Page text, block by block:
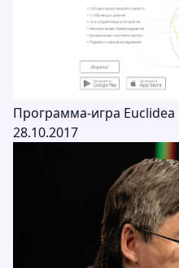
Программа-игра Euclidea
28.10.2017